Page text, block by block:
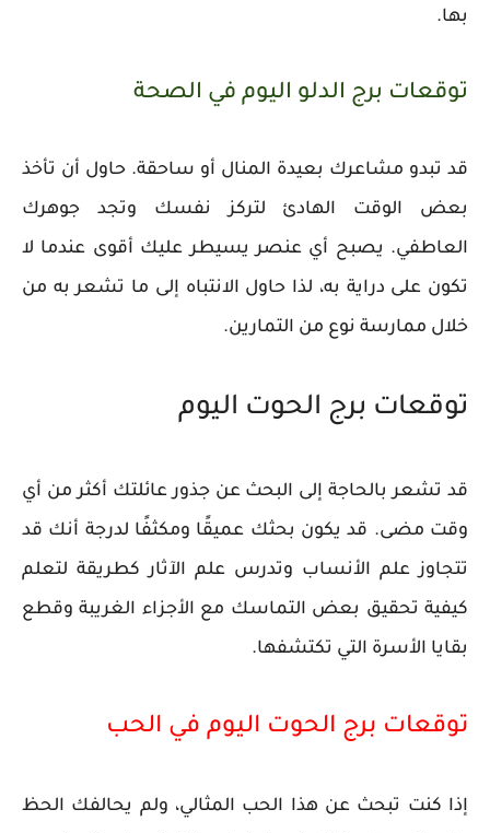
بها.
توقعات برج الدلو اليوم في الصحة
قد تبدو مشاعرك بعيدة المنال أو ساحقة. حاول أن تأخذ
بعض الوقت الهادئ لتركز نفسك وتجد جوهرك
العاطفي. يصبح أي عنصر يسيطر عليك أقوى عندما لا
تكون على دراية به، لذا حاول الانتباه إلى ما تشعر به من
خلال ممارسة نوع من التمارين.
توقعات برج الحوت اليوم
قد تشعر بالحاجة إلى البحث عن جذور عائلتك أكثر من أي
وقت مضى. قد يكون بحثك عميقًا ومكثفًا لدرجة أنك قد
تتجاوز علم الأنساب وتدرس علم الآثار كطريقة لتعلم
كيفية تحقيق بعض التماسك مع الأجزاء الغريبة وقطع
بقايا الأسرة التي تكتشفها.
توقعات برج الحوت اليوم في الحب
إذا كنت تبحث عن هذا الحب المثالي، ولم يحالفك الحظ